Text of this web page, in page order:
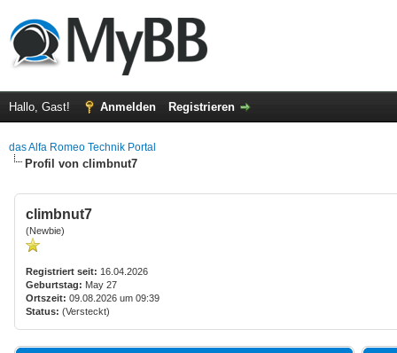
Hallo, Gast! Anmelden Registrieren
das Alfa Romeo Technik Portal
Profil von climbnut7
climbnut7
(Newbie)
Registriert seit: 16.04.2026
Geburtstag: May 27
Ortszeit: 09.08.2026 um 09:39
Status: (Versteckt)